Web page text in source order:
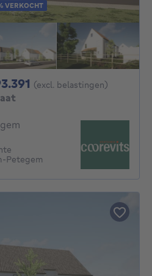
VERKOCHT
Van 388923€ Tot
(excl. belastingen)
Petegem